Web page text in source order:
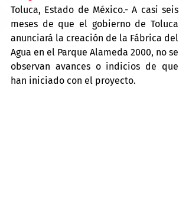
Toluca, Estado de México.- A casi seis
meses de que el gobierno de Toluca
anunciará la creación de la Fábrica del
Agua en el Parque Alameda 2000, no se
observan avances o indicios de que
han iniciado con el proyecto.